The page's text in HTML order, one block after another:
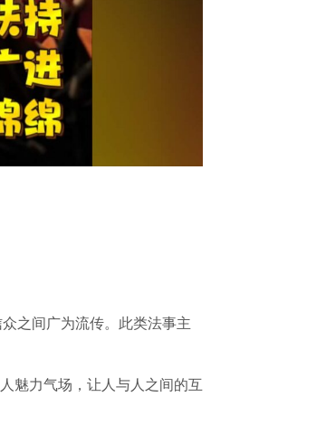
之间广为流传。此类法事主
魅力气场，让人与人之间的互